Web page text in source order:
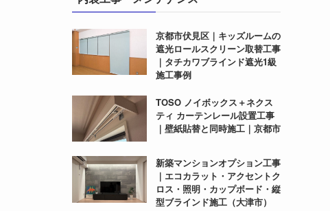
京都市伏見区｜キッズルームの
遮光ロールスクリーン取替工事
｜タチカワブラインド遮光1級
施工事例
TOSO ノイボックス＋ネクス
ティ カーテンレール設置工事
｜壁紙貼替と同時施工｜京都市
新築マンションオプション工事
｜エコカラット・アクセントク
ロス・照明・カップボード・縦
型ブラインド施工（大津市）